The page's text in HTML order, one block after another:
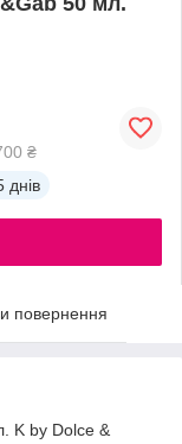
₴
днів
повернення
K by Dolce &